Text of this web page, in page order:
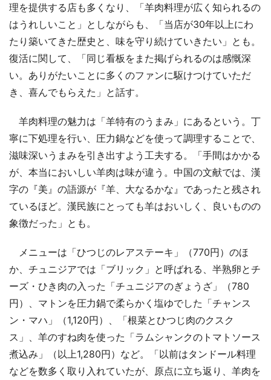
理を提供する店も多くなり、「羊肉料理が広く知られるの
はうれしいこと」としながらも、「当店が30年以上にわ
たり築いてきた歴史と、味を守り続けていきたい」とも。
復活に関して、「同じ看板をまた掲げられるのは感慨深
い。ありがたいことに多くのファンに駆けつけていただ
き、喜んでもらえた」と話す。
羊肉料理の魅力は「羊特有のうまみ」にあるという。丁
寧に下処理を行い、圧力鍋などを使って調理することで、
滋味深いうまみを引き出すよう工夫する。「手間はかかる
が、本当においしい羊肉は味が違う。中国の文献では、漢
字の『美』の語源が『羊、大なるかな』であったと残され
ているほど。漢民族にとっても羊はおいしく、良いものの
象徴だった」とも。
メニューは「ひつじのレアステーキ」（770円）のほ
か、チュニジアでは「ブリック」と呼ばれる、半熟卵とチ
ーズ・ひき肉の入った「チュニジアのぎょうざ」（780
円）、マトンを圧力鍋で柔らかく塩ゆでした「チャンス
ン・マハ」（1,120円）、「根菜とひつじ肉のクスク
ス」、羊のすね肉を使った「ラムシャンクのトマトソース
煮込み」（以上1,280円）など。「以前はタンドール料理
などを数多く取り入れていたが、原点に立ち返り、羊肉を